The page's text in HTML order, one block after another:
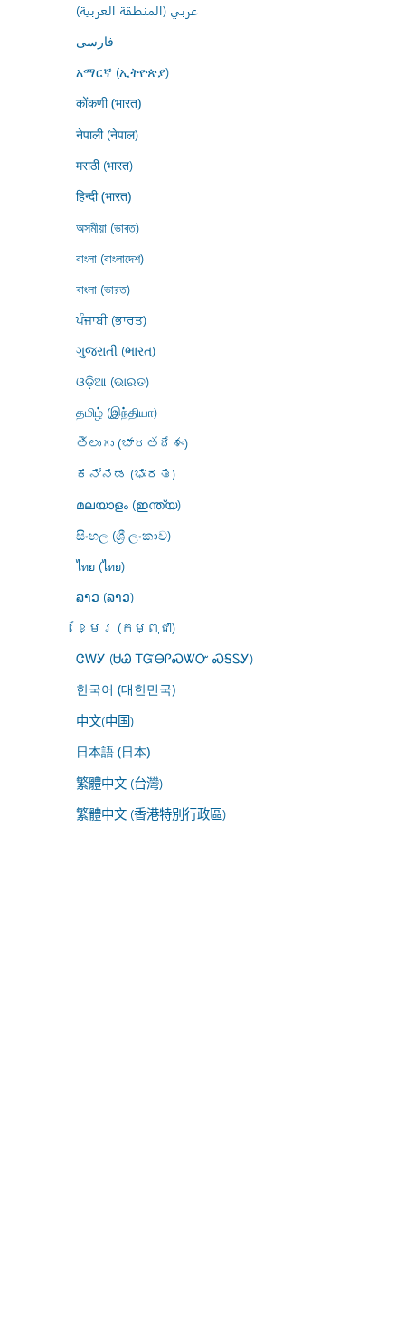
عربي (المنطقة العربية)
فارسى
አማርኛ (ኢትዮጵያ)
कोंकणी (भारत)
नेपाली (नेपाल)
मराठी (भारत)
हिन्दी (भारत)
অসমীয়া (ভাৰত)
বাংলা (বাংলাদেশ)
বাংলা (ভারত)
ਪੰਜਾਬੀ (ਭਾਰਤ)
ગુજરાતી (ભારત)
ଓଡ଼ିଆ (ଭାରତ)
தமிழ் (இந்தியா)
తెలుగు (భారతదేశం)
ಕನ್ನಡ (ಭಾರತ)
മലയാളം (ഇന്ത്യ)
සිංහල (ශ්‍රී ලංකාව)
ไทย (ไทย)
ລາວ (ລາວ)
ខ្មែរ (កម្ពុជា)
ᏣᎳᎩ (ᏌᏊ ᎢᏳᎾᎵᏍᏔᏅ ᏍᎦᏚᎩ)
한국어 (대한민국)
中文(中国)
日本語 (日本)
繁體中文 (台灣)
繁體中文 (香港特別行政區)